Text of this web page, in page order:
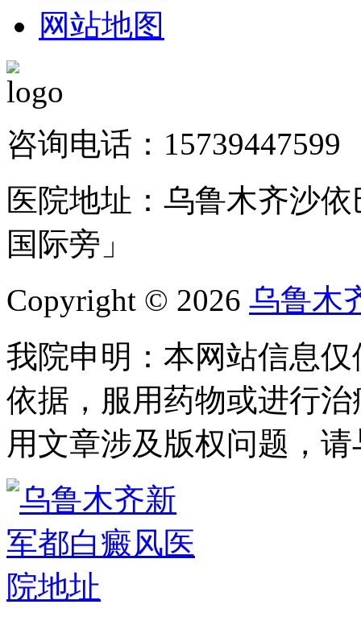
网站地图
咨询电话：15739447599
医院地址：乌鲁木齐沙
国际旁」
Copyright © 2026 乌鲁木
我院申明：本网站信息
依据，服用药物或进行
用文章涉及版权问题，